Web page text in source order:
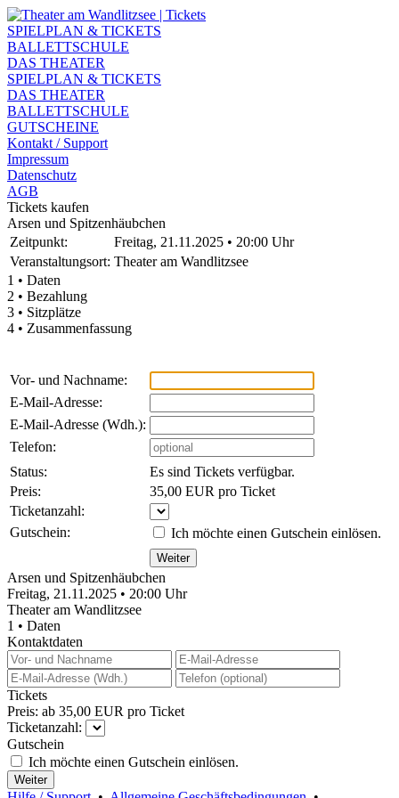
SPIELPLAN & TICKETS
BALLETTSCHULE
DAS THEATER
SPIELPLAN & TICKETS
DAS THEATER
BALLETTSCHULE
GUTSCHEINE
Kontakt / Support
Impressum
Datenschutz
AGB
Tickets kaufen
Arsen und Spitzenhäubchen
Zeitpunkt:
Freitag, 21.11.2025 • 20:00 Uhr
Veranstaltungsort: Theater am Wandlitzsee
1 • Daten
2 • Bezahlung
3 • Sitzplätze
4 • Zusammenfassung
Vor- und Nachname:
E-Mail-Adresse:
E-Mail-Adresse (Wdh.):
Telefon:
Status:
Es sind Tickets verfügbar.
Preis:
35,00 EUR pro Ticket
Ticketanzahl:
Gutschein:
Ich möchte einen Gutschein einlösen.
Arsen und Spitzenhäubchen
Freitag, 21.11.2025 • 20:00 Uhr
Theater am Wandlitzsee
1 • Daten
Kontaktdaten
Tickets
Preis: ab 35,00 EUR pro Ticket
Ticketanzahl:
Gutschein
Ich möchte einen Gutschein einlösen.